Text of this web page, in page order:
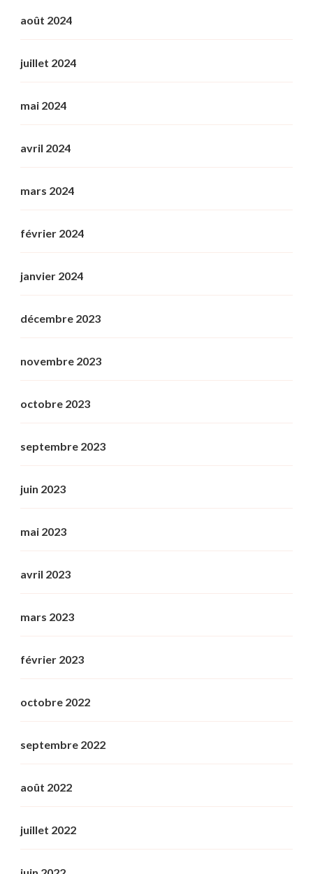
août 2024
juillet 2024
mai 2024
avril 2024
mars 2024
février 2024
janvier 2024
décembre 2023
novembre 2023
octobre 2023
septembre 2023
juin 2023
mai 2023
avril 2023
mars 2023
février 2023
octobre 2022
septembre 2022
août 2022
juillet 2022